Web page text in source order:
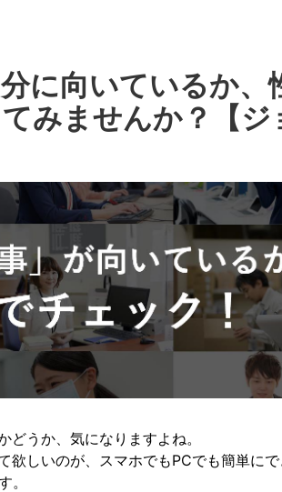
に向いているか、
みませんか？【ジ
どうか、気になりますよね。
欲しいのが、スマホでもPCでも簡単にで
。